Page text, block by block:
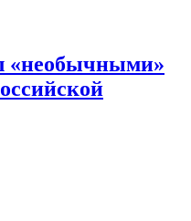
«необычными»